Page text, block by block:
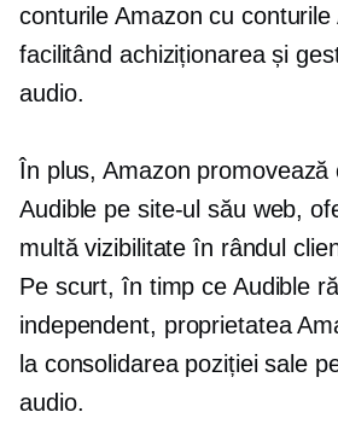
conturile Amazon cu conturile
facilitând achiziționarea și
audio.
În plus, Amazon promovează
Audible pe site-ul său web,
multă vizibilitate în rândul
Pe scurt, în timp ce Audible
independent, proprietatea
la consolidarea poziției sale
audio.